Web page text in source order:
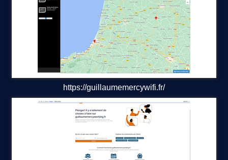
ETE 2024
SBK FOLKLORIQUE
special geeks
EVENEMENTS A VENIR
https://guillaumemercywifi.fr/